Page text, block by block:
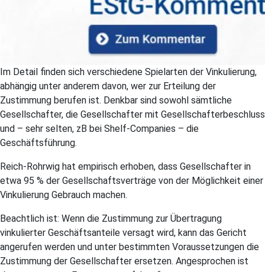
Im Detail finden sich verschiedene Spielarten der Vinkulierung,
abhängig unter anderem davon, wer zur Erteilung der
Zustimmung berufen ist. Denkbar sind sowohl sämtliche
Gesellschafter, die Gesellschafter mit Gesellschafterbeschluss
und – sehr selten, zB bei Shelf-Companies – die
Geschäftsführung.
Reich-Rohrwig hat empirisch erhoben, dass Gesellschafter in
etwa 95 % der Gesellschaftsverträge von der Möglichkeit einer
Vinkulierung Gebrauch machen.
Beachtlich ist: Wenn die Zustimmung zur Übertragung
vinkulierter Geschäftsanteile versagt wird, kann das Gericht
angerufen werden und unter bestimmten Voraussetzungen die
Zustimmung der Gesellschafter ersetzen. Angesprochen ist